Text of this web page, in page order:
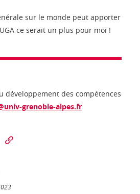
sur le monde peut apporter
ce serait un plus pour moi !
développement des compétences
grenoble-alpes.fr
sur Facebook
sur LinkedIn